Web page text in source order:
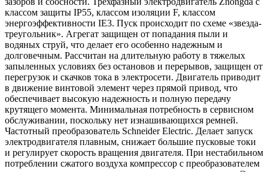
классом защиты IP55, классом изоляции F, классом
энергоэффективности IE3. Пуск происходит по схеме «звезда-
треугольник». Агрегат защищен от попадания пыли и
водяных струй, что делает его особенно надежным и
долговечным. Рассчитан на длительную работу в тяжелых
запыленных условиях без остановов и перерывов, защищен от
перегрузок и скачков тока в электросети. Двигатель приводит
в движение винтовой элемент через прямой привод, что
обеспечивает высокую надежность и полную передачу
крутящего момента. Минимальная потребность в сервисном
обслуживании, поскольку нет изнашивающихся ремней.
Частотный преобразователь Schneider Electric. Делает запуск
электродвигателя плавным, снижает большие пусковые токи
и регулирует скорость вращения двигателя. При нестабильном
потреблении сжатого воздуха компрессор с преобразователем